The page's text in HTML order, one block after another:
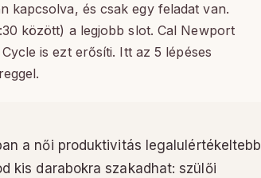
kapcsolva, és csak egy feladat van.
között) a legjobb slot. Cal Newport
is ezt erősíti. Itt az 5 lépéses
a női produktivitás legalulértékeltebb
kis darabokra szakadhat: szülői